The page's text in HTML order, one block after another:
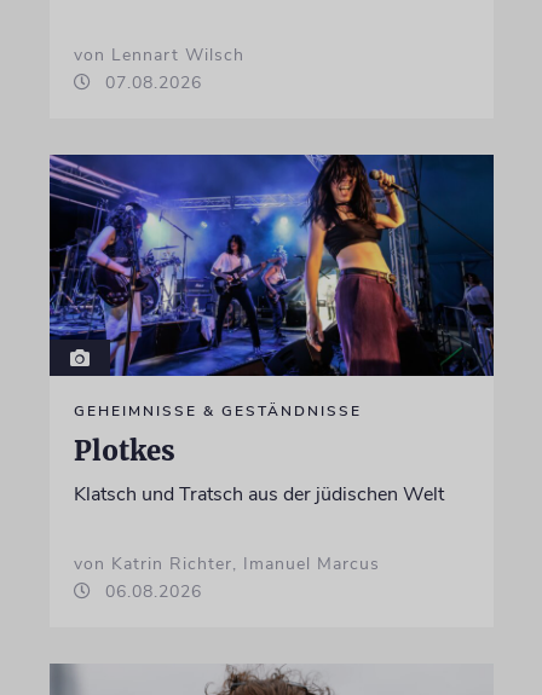
von Lennart Wilsch
07.08.2026
GEHEIMNISSE & GESTÄNDNISSE
Plotkes
Klatsch und Tratsch aus der jüdischen Welt
von Katrin Richter, Imanuel Marcus
06.08.2026